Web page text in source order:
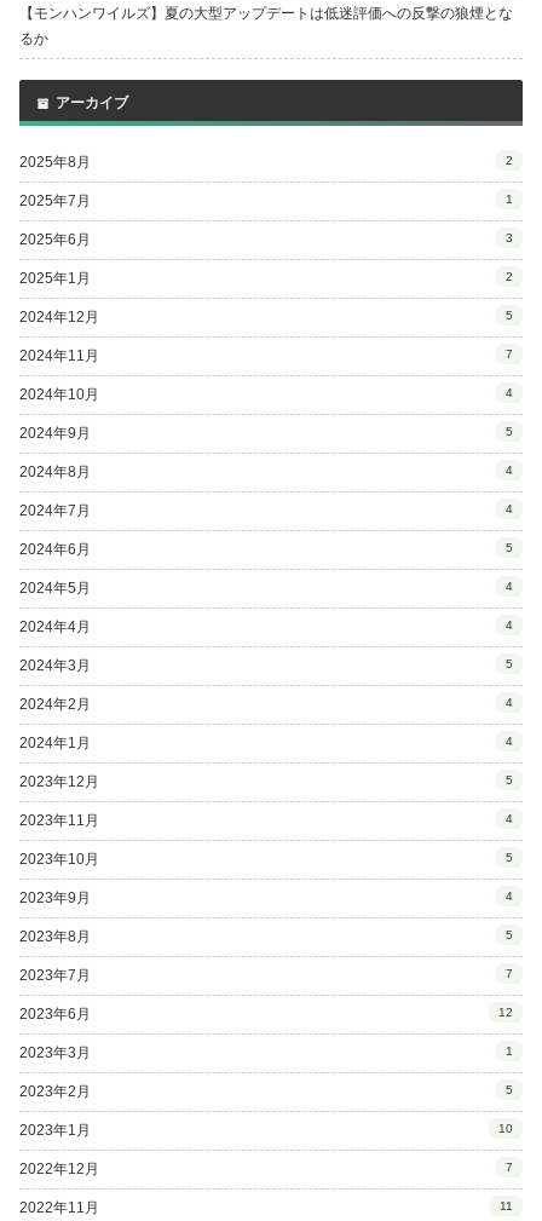
【モンハンワイルズ】夏の大型アップデートは低迷評価への反撃の狼煙とな
るか
アーカイブ
2025年8月 2
2025年7月 1
2025年6月 3
2025年1月 2
2024年12月 5
2024年11月 7
2024年10月 4
2024年9月 5
2024年8月 4
2024年7月 4
2024年6月 5
2024年5月 4
2024年4月 4
2024年3月 5
2024年2月 4
2024年1月 4
2023年12月 5
2023年11月 4
2023年10月 5
2023年9月 4
2023年8月 5
2023年7月 7
2023年6月 12
2023年3月 1
2023年2月 5
2023年1月 10
2022年12月 7
2022年11月 11